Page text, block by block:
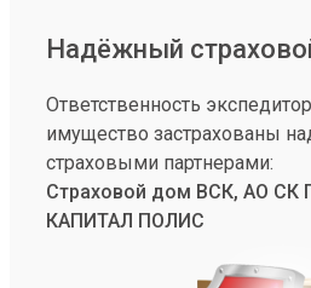
Надёжный
Ответственность
имущество застрахованы
страховыми партнерами:
Страховой дом ВСК, АО СК
КАПИТАЛ ПОЛИС